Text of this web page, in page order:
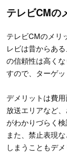
テレビCMの
テレビCMのメリ
レビは昔からあ
の信頼性は高く
すので、ターゲッ
デメリットは費
放送エリアなど
がわかりづらく
また、禁止表現
しまうこともデ